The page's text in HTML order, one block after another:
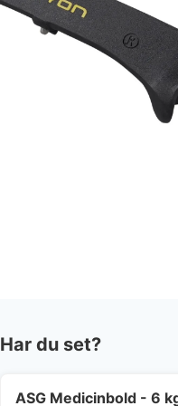
Har du set?
ASG Medicinbold - 6